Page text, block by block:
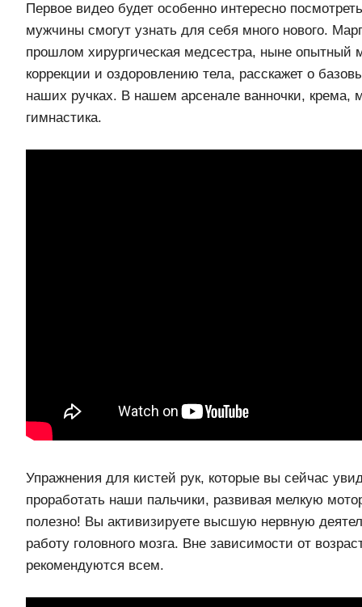
Первое видео будет особенно интересно
мужчины смогут узнать для себя много нового.
прошлом хирургическая медсестра, ныне опытный
коррекции и оздоровлению тела, расскажет о
наших ручках. В нашем арсенале ванночки, крема,
гимнастика.
Упражнения для кистей рук, которые вы сейчас
проработать наши пальчики, развивая мелкую
полезно! Вы активизируете высшую нервную
работу головного мозга. Вне зависимости от
рекомендуются всем.